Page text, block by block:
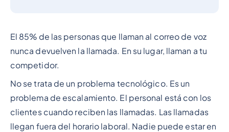
El 85% de las personas que llaman al correo de voz
nunca devuelven la llamada. En su lugar, llaman a tu
competidor.
No se trata de un problema tecnológico. Es un
problema de escalamiento. El personal está con los
clientes cuando reciben las llamadas. Las llamadas
llegan fuera del horario laboral. Nadie puede estar en